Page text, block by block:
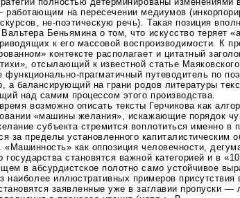
работающим на пересечении медиумов
не-поэтическую речь). Такая позиция
Беньямина о том, что искусство теряет
к его массовой воспроизводимости. К
контексте располагает и цитатный
отсылающий к известной статье
функционально-прагматичный путеводитель по
а балансирующий на грани родов литературы
над самим процессом этого производства.
возможно описать тексты Герчикова как
«машины желания», искажающие порядок
субъекта стремится воплотиться именно в
за пределы установленного капиталистическим
«Машинность» как оппозиция человечности,
государства становятся важной категорией и в
в абсурдистское полотно само устойчивое
наиболее иллюстративных примеров присутствия
заявленные уже в заглавии пропуски